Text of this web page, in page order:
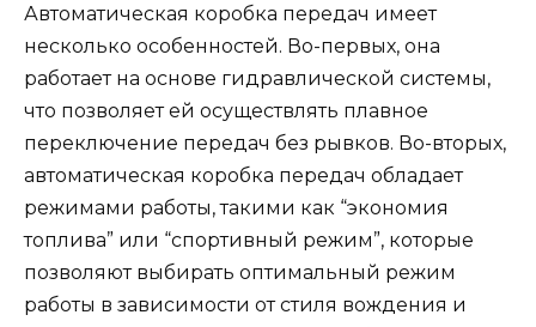
Автоматическая коробка передач имеет
несколько особенностей. Во-первых, она
работает на основе гидравлической системы,
что позволяет ей осуществлять плавное
переключение передач без рывков. Во-вторых,
автоматическая коробка передач обладает
режимами работы, такими как “экономия
топлива” или “спортивный режим”, которые
позволяют выбирать оптимальный режим
работы в зависимости от стиля вождения и